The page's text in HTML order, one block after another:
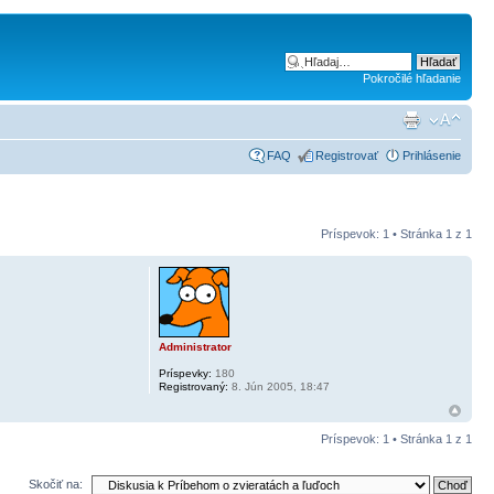
Pokročilé hľadanie
FAQ Registrovať Prihlásenie
Príspevok: 1 • Stránka 1 z 1
Administrator
Príspevky: 180
Registrovaný: 8. Jún 2005, 18:47
Príspevok: 1 • Stránka 1 z 1
Skočiť na: